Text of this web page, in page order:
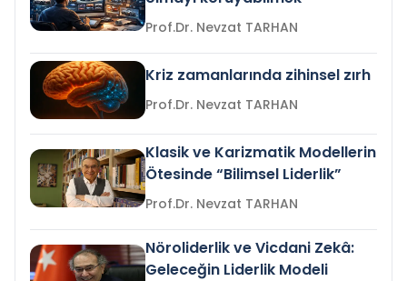
Prof.Dr. Nevzat TARHAN
Kriz zamanlarında zihinsel zırh
Prof.Dr. Nevzat TARHAN
Klasik ve Karizmatik Modellerin
Ötesinde “Bilimsel Liderlik”
Prof.Dr. Nevzat TARHAN
Nöroliderlik ve Vicdani Zekâ:
Geleceğin Liderlik Modeli